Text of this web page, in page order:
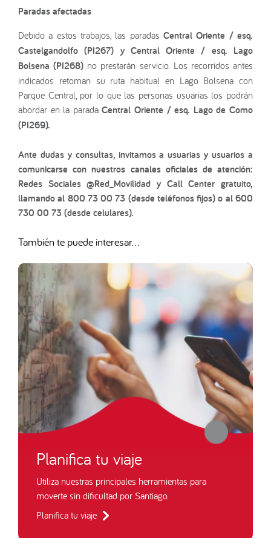
Paradas afectadas
Debido a estos trabajos, las paradas Central Oriente / esq.
Castelgandolfo (PI267) y Central Oriente / esq. Lago
Bolsena (PI268) no prestarán servicio. Los recorridos antes
indicados retoman su ruta habitual en Lago Bolsena con
Parque Central, por lo que las personas usuarias los podrán
abordar en la paradaCentral Oriente / esq. Lago de Como
(PI269).
Ante dudas y consultas, invitamos a usuarias y usuarios a
comunicarse con nuestros canales oficiales de atención:
Redes Sociales @Red_Movilidad y Call Center gratuito,
llamando al 800 73 00 73 (desde teléfonos fijos) o al 600
730 00 73 (desde celulares).
También te puede interesar...
Planifica tu viaje
Utiliza nuestras principales herramientas para
moverte sin dificultad por Santiago.
Planifica tu viaje